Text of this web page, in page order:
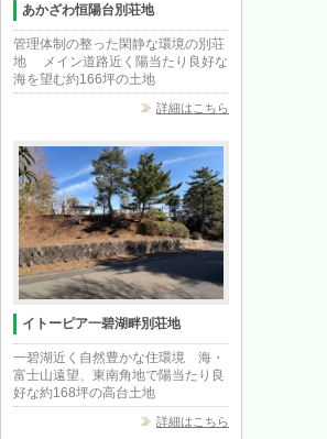
あかざわ恒陽台別荘地
管理体制の整った閑静な環境の別荘
地 メイン道路近く陽当たり良好な
海を望む約166坪の土地
詳細はこちら
イトーピア一碧湖畔別荘地
一碧湖近く自然豊かな住環境 海・
富士山遠望、東南角地で陽当たり良
好な約168坪の高台土地
詳細はこちら